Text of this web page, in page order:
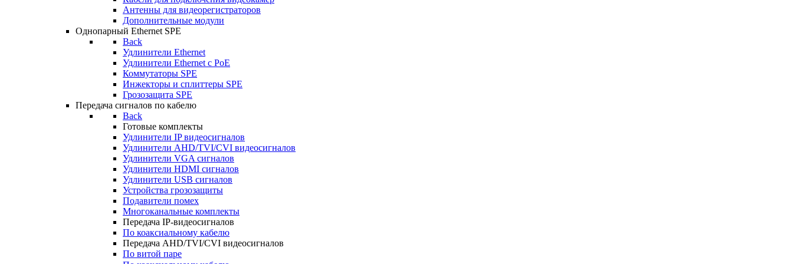
Антенны для видеорегистраторов
Дополнительные модули
Однопарный Ethernet SPE
Back
Удлинители Ethernet
Удлинители Ethernet c PoE
Коммутаторы SPE
Инжекторы и сплиттеры SPE
Грозозащита SPE
Передача сигналов по кабелю
Back
Готовые комплекты
Удлинители IP видеосигналов
Удлинители AHD/TVI/CVI видеосигналов
Удлинители VGA сигналов
Удлинители HDMI сигналов
Удлинители USB сигналов
Устройства грозозащиты
Подавители помех
Многоканальные комплекты
Передача IP-видеосигналов
По коаксиальному кабелю
Передача AHD/TVI/CVI видеосигналов
По витой паре